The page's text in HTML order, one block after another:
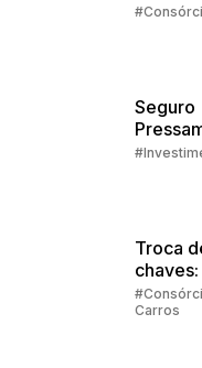
Seguro
Troca
regras
Carros